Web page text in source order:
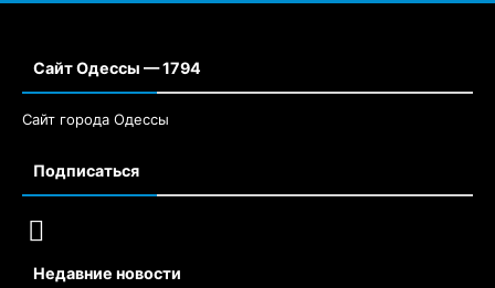
Сайт Одессы — 1794
Сайт города Одессы
Подписаться
Недавние новости